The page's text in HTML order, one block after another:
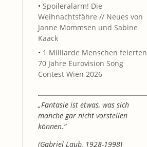
• Spoileralarm! Die
Weihnachtsfähre // Neues von
Janne Mommsen und Sabine
Kaack
• 1 Milliarde Menschen feierten
70 Jahre Eurovision Song
Contest Wien 2026
„Fantasie ist etwas, was sich
manche gar nicht vorstellen
können.“
(Gabriel Laub, 1928-1998)